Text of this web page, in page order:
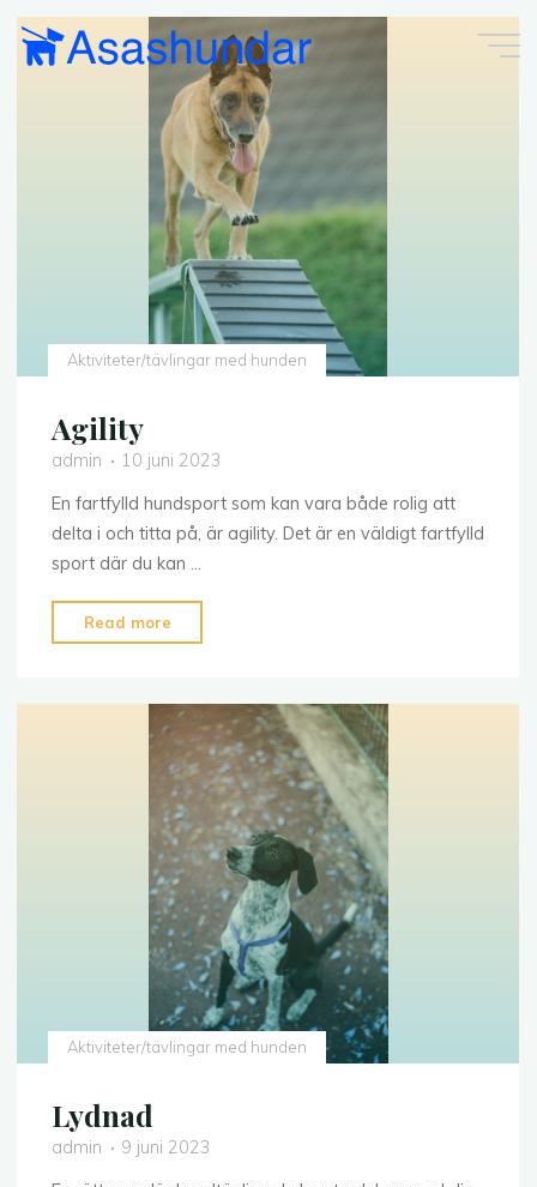
Skip
content
Aktiviteter/tävlingar med hunden
Agility
admin
10 juni 2023
En fartfylld hundsport som kan vara både rolig att
delta i och titta på, är agility. Det är en väldigt fartfylld
sport där du kan …
Read more
Aktiviteter/tävlingar med hunden
Lydnad
admin
9 juni 2023